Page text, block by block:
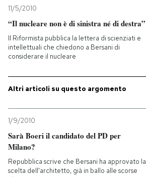
11/5/2010
“Il nucleare non è di sinistra né di destra”
Il Riformista pubblica la lettera di scienziati e
intellettuali che chiedono a Bersani di
considerare il nucleare
Altri articoli su questo argomento
1/9/2010
Sarà Boeri il candidato del PD per
Milano?
Repubblica scrive che Bersani ha approvato la
scelta dell'architetto, già in ballo alle scorse